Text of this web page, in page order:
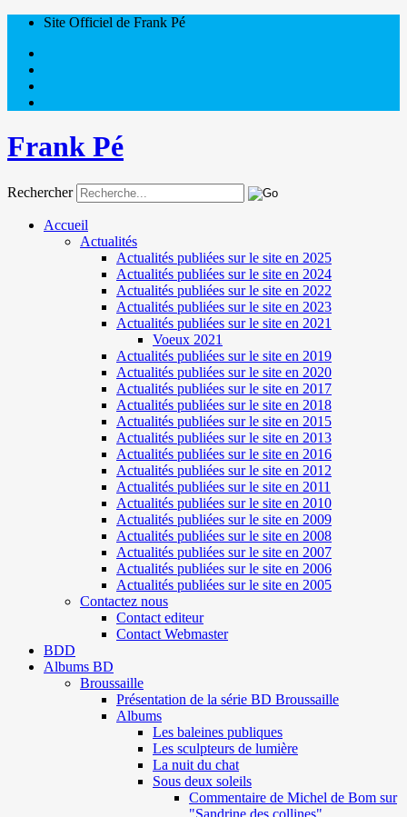
Site Officiel de Frank Pé
Frank Pé
Rechercher
Accueil
Actualités
Actualités publiées sur le site en 2025
Actualités publiées sur le site en 2024
Actualités publiées sur le site en 2022
Actualités publiées sur le site en 2023
Actualités publiées sur le site en 2021
Voeux 2021
Actualités publiées sur le site en 2019
Actualités publiées sur le site en 2020
Actualités publiées sur le site en 2017
Actualités publiées sur le site en 2018
Actualités publiées sur le site en 2015
Actualités publiées sur le site en 2013
Actualités publiées sur le site en 2016
Actualités publiées sur le site en 2012
Actualités publiées sur le site en 2011
Actualités publiées sur le site en 2010
Actualités publiées sur le site en 2009
Actualités publiées sur le site en 2008
Actualités publiées sur le site en 2007
Actualités publiées sur le site en 2006
Actualités publiées sur le site en 2005
Contactez nous
Contact editeur
Contact Webmaster
BDD
Albums BD
Broussaille
Présentation de la série BD Broussaille
Albums
Les baleines publiques
Les sculpteurs de lumière
La nuit du chat
Sous deux soleils
Commentaire de Michel de Bom sur
"Sandrine des collines"